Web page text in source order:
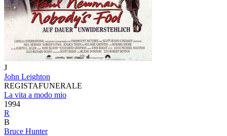
J
John Leighton
REGISTAFUNERALE
La vita a modo mio
1994
R
B
Bruce Hunter